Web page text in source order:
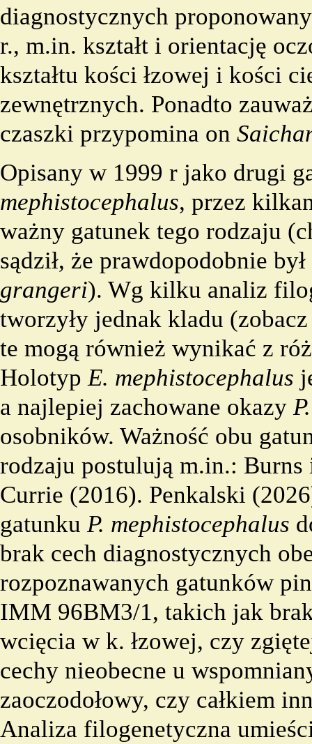
diagnostycznych
r., m.in. kształt i orientację
kształtu kości łzowej i kości
zewnętrznych. Ponadto
czaszki przypomina on
Opisany w 1999 r jako drugi
mephistocephalus, przez
ważny gatunek tego rodzaju
sądził, że prawdopodobnie
grangeri). Wg kilku analiz
tworzyły jednak kladu
te mogą również wynikać z
HolotypE. mephistocephalus
a najlepiej zachowane okazy
osobników. Ważność obu
rodzaju postulują m.in.:
Currie (2016). Penkalski
gatunku P. mephistocephalus
brak cech diagnostycznych
rozpoznawanych gatunków
IMM 96BM3/1, takich jak
wcięcia w k. łzowej, czy
cechy nieobecne u
zaoczodołowy, czy całkiem
Analiza filogenetyczna